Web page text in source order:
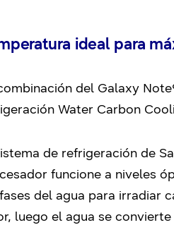
ideal para
del Galaxy
Water Carbon
de refrigeración de
funcione a niveles
del agua para irradiar
luego el agua se